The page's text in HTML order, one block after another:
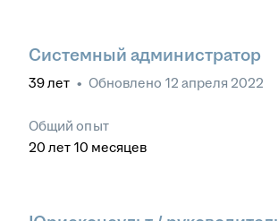
Системный администратор
39лет • Обновлено 12 апреля 2022
Общий опыт
20 лет 10 месяцев